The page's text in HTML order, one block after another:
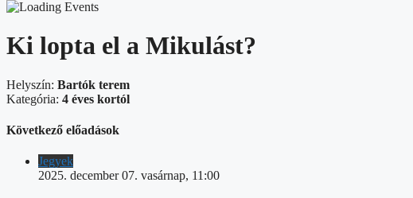
Ki lopta el a Mikulást?
Helyszín: Bartók terem
Kategória: 4 éves kortól
Következő előadások
Jegyek
2025. december 07. vasárnap, 11:00